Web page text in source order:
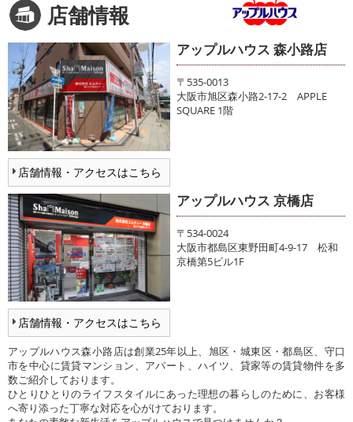
店舗情報
店舗情報・アクセスはこちら
アップルハウス 森小路店
〒535-0013
大阪市旭区森小路2-17-2 APPLE
SQUARE 1階
店舗情報・アクセスはこちら
アップルハウス 京橋店
〒534-0024
大阪市都島区東野田町4-9-17 松和
京橋第5ビル1F
アップルハウス森小路店は創業25年以上、旭区・城東区・都島区、守口
市を中心に賃貸マンション、アパート、ハイツ、貸家等の賃貸物件を多
数ご紹介しております。
ひとりひとりのライフスタイルにあった理想の暮らしのために、お客様
へ寄り添った丁寧な対応を心がけております。